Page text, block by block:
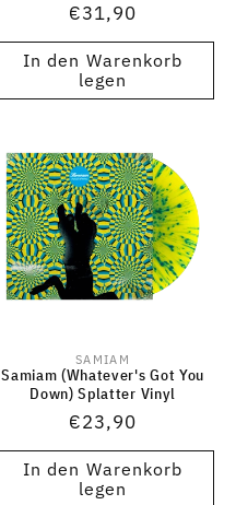
Normaler
Preis
€31,90
In den Warenkorb
legen
Anbieter:
SAMIAM
Samiam (Whatever's Got You
Down) Splatter Vinyl
Normaler
Preis
€23,90
In den Warenkorb
legen